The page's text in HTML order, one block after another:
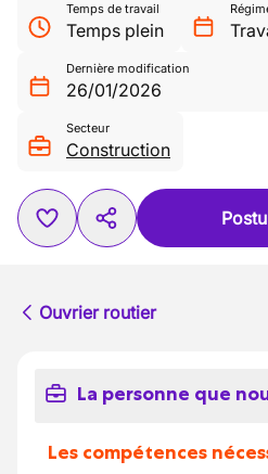
Temps de travail
Temps plein
Dernière modification
26/01/2026
Secteur
Construction
Ouvrier routier
La personne que
Les compétences